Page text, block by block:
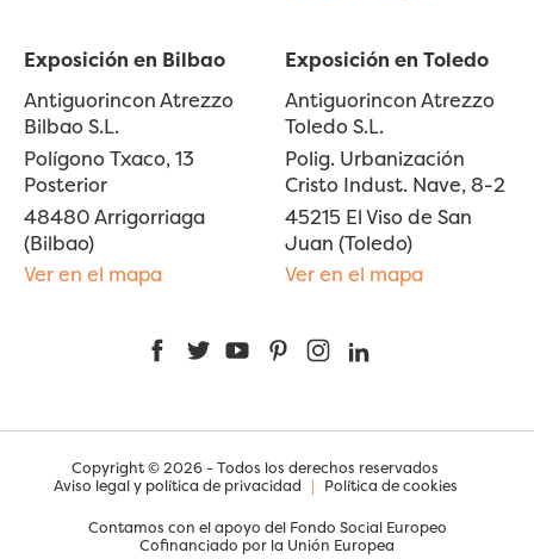
Exposición en Bilbao
Antiguorincon Atrezzo
Bilbao S.L.
Polígono Txaco, 13
Posterior
48480 Arrigorriaga
(Bilbao)
Ver en el mapa
Exposición en Toledo
Antiguorincon Atrezzo
Toledo S.L.
Polig. Urbanización
Cristo Indust. Nave, 8-2
45215 El Viso de San
Juan (Toledo)
Ver en el mapa
FacebookTwitterYouTubePinterestInstagram
Copyright © 2026 - Todos los derechos reservados
Aviso legal y política de privacidad | Política de cookies
Contamos con el apoyo del Fondo Social Europeo
Cofinanciado por la Unión Europea